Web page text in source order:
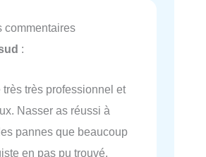
commentaires
:
très très professionnel et
Nasser as réussi à
pannes que beaucoup
en pas pu trouvé.